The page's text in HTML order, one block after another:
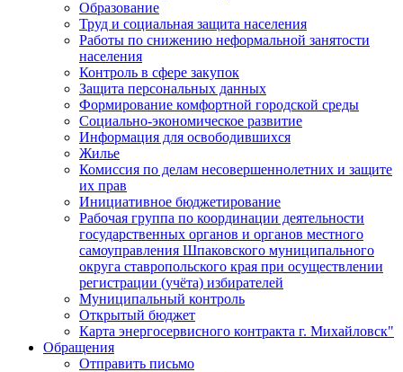
Образование
Труд и социальная защита населения
Работы по снижению неформальной занятости
населения
Контроль в сфере закупок
Защита персональных данных
Формирование комфортной городской среды
Социально-экономическое развитие
Информация для освободившихся
Жилье
Комиссия по делам несовершеннолетних и защите
их прав
Инициативное бюджетирование
Рабочая группа по координации деятельности
государственных органов и органов местного
самоуправления Шпаковского муниципального
округа ставропольского края при осуществлении
регистрации (учёта) избирателей
Муниципальный контроль
Открытый бюджет
Карта энергосервисного контракта г. Михайловск"
Обращения
Отправить письмо